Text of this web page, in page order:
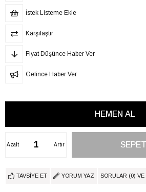
İstek Listeme Ekle
Karşılaştır
Fiyat Düşünce Haber Ver
Gelince Haber Ver
Artır
Azalt
TAVSIYE ET YORUM YAZ SORULAR (0) VE